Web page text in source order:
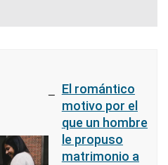
El romántico
motivo por el
que un hombre
le propuso
matrimonio a